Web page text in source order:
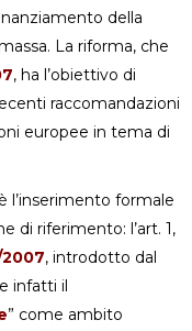
della
La riforma, che
, ha l’obiettivo di
raccomandazioni
europee in tema di
l’inserimento formale
di riferimento: l’art. 1,
2007, introdotto dal
infatti il
” come ambito